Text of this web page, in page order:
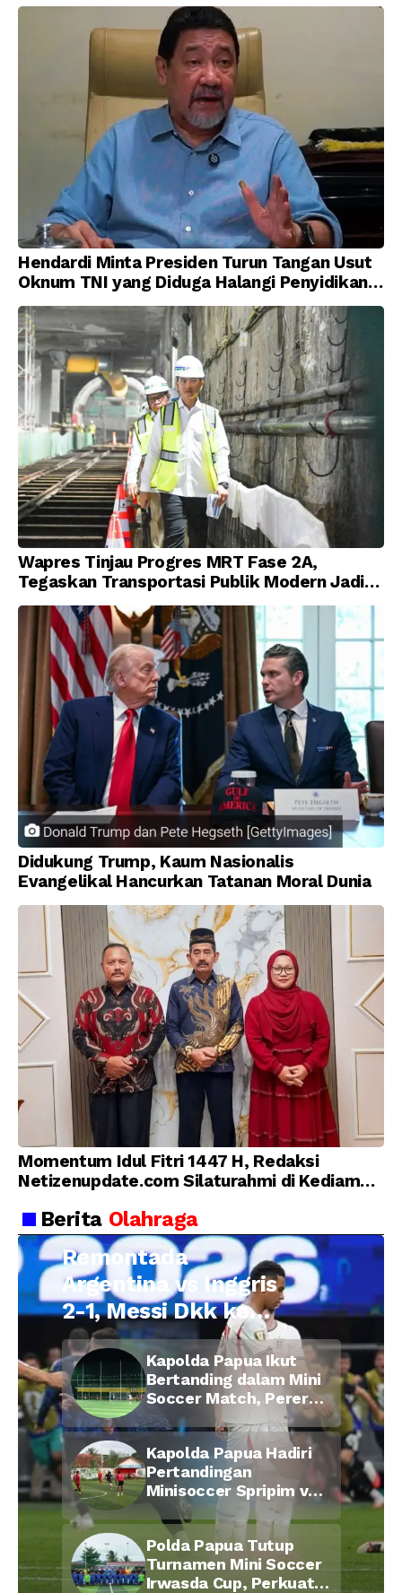
Hendardi Minta Presiden Turun Tangan Usut
Oknum TNI yang Diduga Halangi Penyidikan
Korupsi
Wapres Tinjau Progres MRT Fase 2A,
Tegaskan Transportasi Publik Modern Jadi
Prioritas Nasional
Didukung Trump, Kaum Nasionalis
Evangelikal Hancurkan Tatanan Moral Dunia
Momentum Idul Fitri 1447 H, Redaksi
Netizenupdate.com Silaturahmi di Kediaman
Berita Olahraga
Remontada
Argentina vs Inggris
2-1, Messi Dkk ke
Final Piala Dunia
2026
Kapolda Papua Ikut
Bertanding dalam Mini
Soccer Match, Pererat
Kebersamaan Personel
di Bulan Ramadan
Kapolda Papua Hadiri
Pertandingan
Minisoccer Spripim vs
Bid Propam, Pererat
Soliditas dan
Kebersamaan Personel
Polda Papua Tutup
Turnamen Mini Soccer
Irwasda Cup, Perkuat